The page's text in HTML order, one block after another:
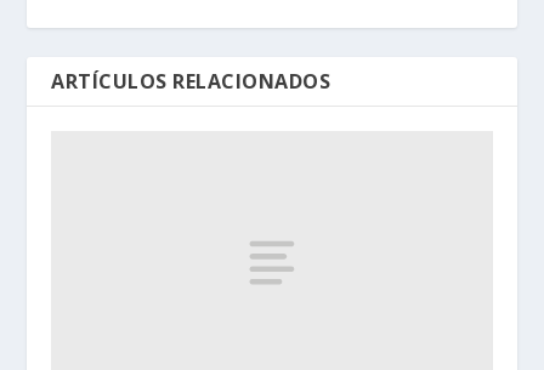
ARTÍCULOS RELACIONADOS